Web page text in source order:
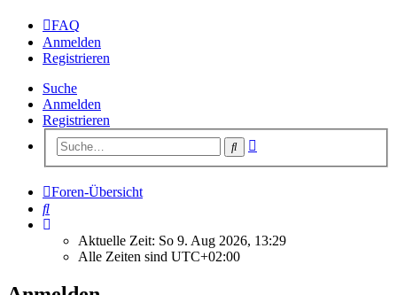
FAQ
Anmelden
Registrieren
Suche
Anmelden
Registrieren
Suche
Foren-Übersicht
Suche
Aktuelle Zeit: So 9. Aug 2026, 13:29
Alle Zeiten sind UTC+02:00